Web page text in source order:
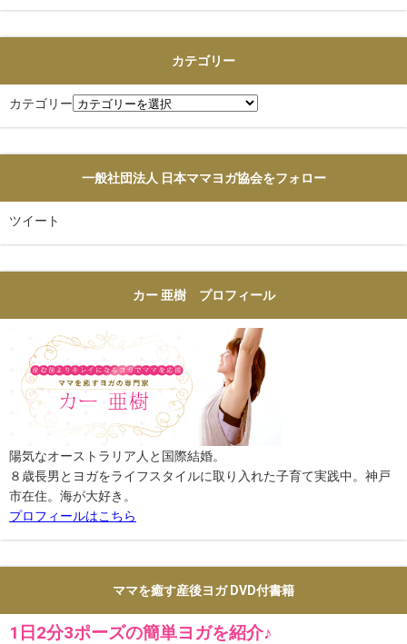
カテゴリー
カテゴリー
一般社団法人 日本ママヨガ協会をフォロー
ツイート
カー 亜樹 プロフィール
陽気なオーストラリア人と国際結婚。
８歳長男とヨガをライフスタイルに取り入れた子育て実践中。神戸
市在住。海が大好き。
プロフィールはこちら
ママを癒す産後ヨガ DVD付書籍
1日2分3ポーズの簡単ヨガを紹介♪